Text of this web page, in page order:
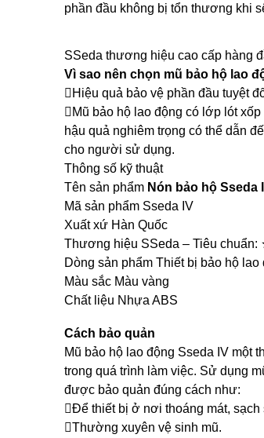
phần đầu không bị tổn thương khi
SSeda thương hiệu cao cấp hàng
Vì sao nên chọn mũ bảo hộ lao
Hiệu quả bảo vệ phần đầu tuyệt
Mũ bảo hộ lao động có lớp lót
hậu quả nghiêm trọng có thể dẫn
cho người sử dụng.
Thông số kỹ thuật
Tên sản phẩm Nón bảo hộ Sseda
Mã sản phẩm Sseda IV
Xuất xứ Hàn Quốc
Thương hiệu SSeda – Tiêu
Dòng sản phẩm Thiết bị bảo hộ lao
Màu sắc Màu vàng
Chất liệu Nhựa ABS
Cách bảo quản
Mũ bảo hộ lao động Sseda IV một
trong quá trình làm việc. Sử dụng
được bảo quản đúng cách như:
Để thiết bị ở nơi thoáng mát, sạch
Thường xuyên vệ sinh mũ.